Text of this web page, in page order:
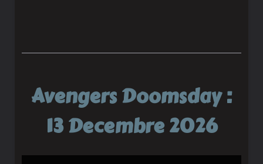
Avengers Doomsday :
13 Decembre 2026